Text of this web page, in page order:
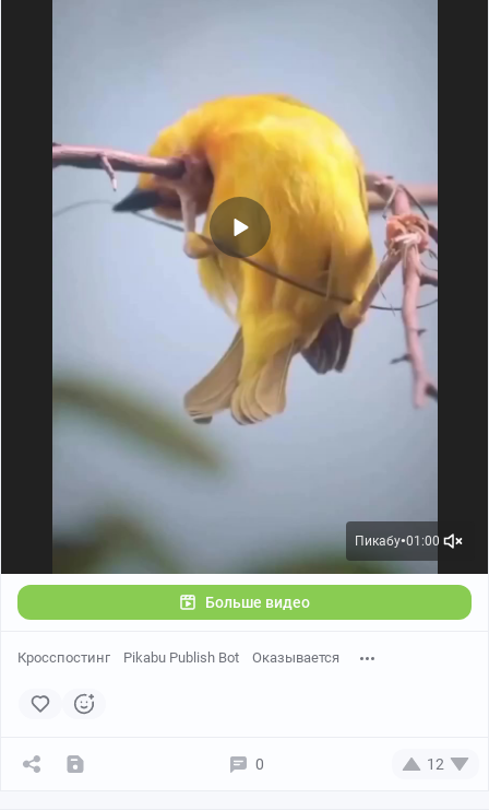
Пикабу●01:00
Больше видео
Кросспостинг Pikabu Publish Bot Оказывается
0 12